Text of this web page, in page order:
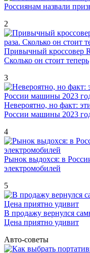
Россиянам назвали
2
Привычный кроссовер
Сколько он стоит теперь
3
Невероятно, но факт:
России машины 2023
4
Рынок выдохся: в
электромобилей
5
В продажу вернулся
Цена приятно удивит
Авто-советы